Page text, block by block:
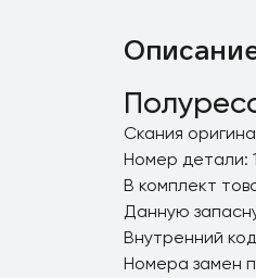
Скания
Номер детали:
В комплект
Данную
Внутренний
Номера замен